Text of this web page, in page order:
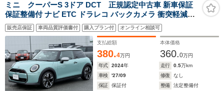
ミニ クーパーS 3ドア DCT 正規認定中古車 新車保証
保証整備付 ナビ ETC ドラレコ バックカメラ 衝突軽減ブ
レーキ アイドリングストップ 障害物ソナー 車線キープ A
クルコン
販売店保証 車両品質評価書付 購入プラン付 オンライン相談可
支払総額
380.4万円
本体価格
360.0万円
年式
2024年 走行 0.5万km
車検
'27/09 修復
なし
保証
保証付 整備
法定整備付